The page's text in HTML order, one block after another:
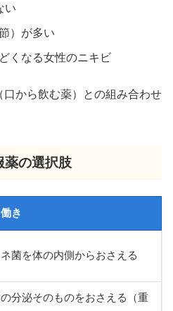
い
）が多い
くなる女性のニキビ
から飲む薬）との組み合わせ
薬の選択肢
き
菌を体の内側からおさえる
分泌そのものをおさえる（重